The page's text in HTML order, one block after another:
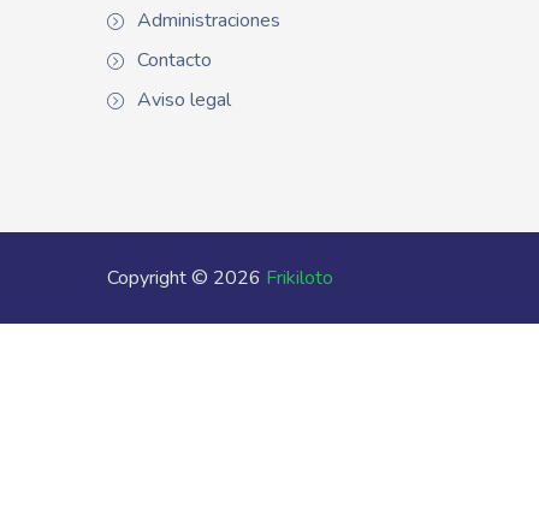
Administraciones
Contacto
Aviso legal
Copyright © 2026 Frikiloto